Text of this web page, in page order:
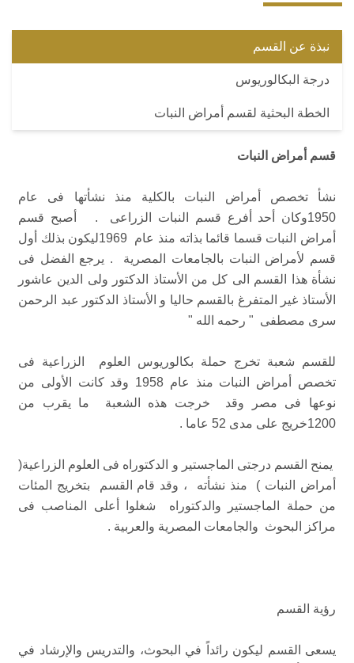
نبذة عن القسم
درجة البكالوريوس
الخطة البحثية لقسم أمراض النبات
قسم أمراض النبات
نشأ تخصص أمراض النبات بالكلية منذ نشأتها فى عام
1950وكان أحد أفرع قسم النبات الزراعى . أصبح قسم
أمراض النبات قسما قائما بذاته منذ عام 1969ليكون بذلك أول
قسم لأمراض النبات بالجامعات المصرية . يرجع الفضل فى
نشأة هذا القسم الى كل من الأستاذ الدكتور ولى الدين عاشور
الأستاذ غير المتفرغ بالقسم حاليا و الأستاذ الدكتور عبد الرحمن
سرى مصطفى " رحمه الله "
للقسم شعبة تخرج حملة بكالوريوس العلوم الزراعية فى
تخصص أمراض النبات منذ عام 1958 وقد كانت الأولى من
نوعها فى مصر وقد خرجت هذه الشعبة ما يقرب من
1200خريج على مدى 52 عاما .
يمنح القسم درجتى الماجستير و الدكتوراه فى العلوم الزراعية(
أمراض النبات ) منذ نشأته ، وقد قام القسم بتخريج المئات
من حملة الماجستير والدكتوراه شغلوا أعلى المناصب فى
مراكز البحوث والجامعات المصرية والعربية .
رؤية القسم
يسعى القسم ليكون رائداً في البحوث، والتدريس والإرشاد في